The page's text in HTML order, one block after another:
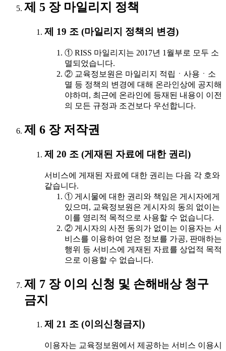
제 5 장 마일리지 정책
제 19 조 (마일리지 정책의 변경)
① RISS 마일리지는 2017년 1월부로 모두 소
멸되었습니다.
② 교육정보원은 마일리지 적립ㆍ사용ㆍ소
멸 등 정책의 변경에 대해 온라인상에 공지해
야하며, 최근에 온라인에 등재된 내용이 이전
의 모든 규정과 조건보다 우선합니다.
제 6 장 저작권
제 20 조 (게재된 자료에 대한 권리)
서비스에 게재된 자료에 대한 권리는 다음 각 호와
같습니다.
① 게시물에 대한 권리와 책임은 게시자에게
있으며, 교육정보원은 게시자의 동의 없이는
이를 영리적 목적으로 사용할 수 없습니다.
② 게시자의 사전 동의가 없이는 이용자는 서
비스를 이용하여 얻은 정보를 가공, 판매하는
행위 등 서비스에 게재된 자료를 상업적 목적
으로 이용할 수 없습니다.
제 7 장 이의 신청 및 손해배상 청구
금지
제 21 조 (이의신청금지)
이용자는 교육정보원에서 제공하는 서비스 이용시